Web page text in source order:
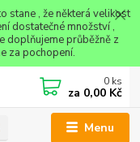
stane , že některá velikost
dostatečné množství ,
doplňujeme průběžně z
za pochopení.
Menu
0 ks
za 0,00 Kč